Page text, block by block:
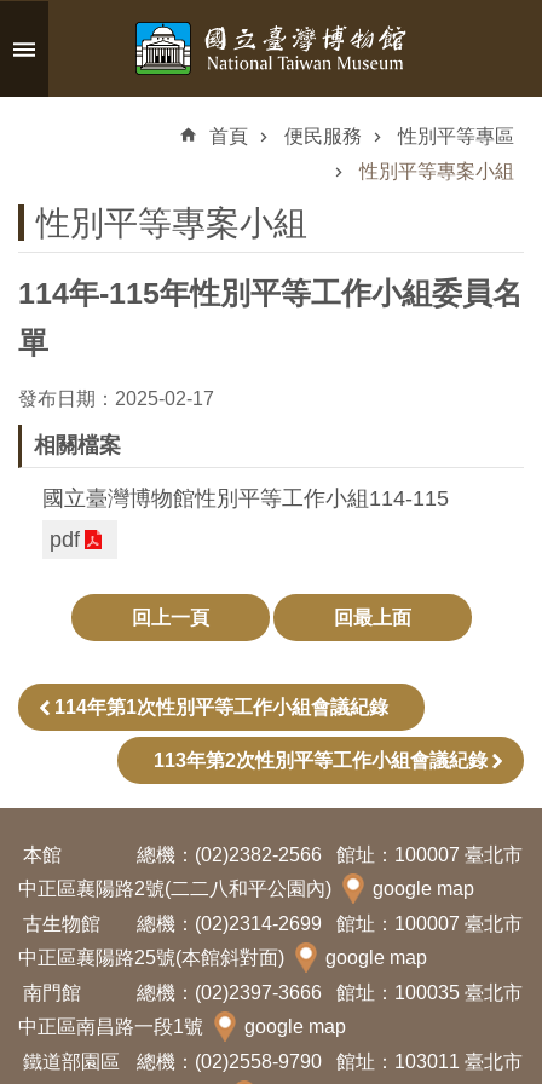
跳到主要內容區塊
認
識
臺
博
參
覽
資
育
活
動
出
版
文
首頁 便民服務
性別平等專區
性別平等專案小組
性別平等專案小組
114年-115年性別平等工作小組委員名
單
發布日期：2025-02-17
相關檔案
國立臺灣博物館性別平等工作小組114-115
pdf
回上一頁 回最上面
114年第1次性別平等工作小組會議紀錄
113年第2次性別平等工作小組會議紀錄
本館 總機：(02)2382-2566
館址：100007 臺北市
中正區襄陽路2號(二二八和平公園內)
google map
古生物館
總機：(02)2314-2699
館址：100007 臺北市
中正區襄陽路25號(本館斜對面)
google map
南門館
總機：(02)2397-3666
館址：100035 臺北市
中正區南昌路一段1號
google map
鐵道部園區
總機：(02)2558-9790 館址：103011 臺北市